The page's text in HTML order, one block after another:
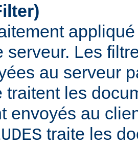
serveur. Les
au serveur
traitent les
envoyés au
traite les